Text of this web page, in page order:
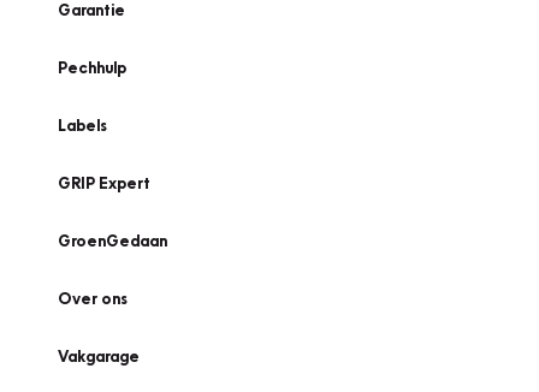
Garantie
Pechhulp
Labels
GRIP Expert
GroenGedaan
Over ons
Vakgarage